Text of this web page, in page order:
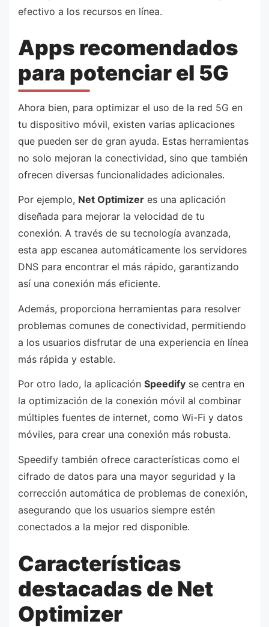
efectivo a los recursos en línea.
Apps recomendados
para potenciar el 5G
Ahora bien, para optimizar el uso de la red 5G en
tu dispositivo móvil, existen varias aplicaciones
que pueden ser de gran ayuda. Estas herramientas
no solo mejoran la conectividad, sino que también
ofrecen diversas funcionalidades adicionales.
Por ejemplo, Net Optimizer es una aplicación
diseñada para mejorar la velocidad de tu
conexión. A través de su tecnología avanzada,
esta app escanea automáticamente los servidores
DNS para encontrar el más rápido, garantizando
así una conexión más eficiente.
Además, proporciona herramientas para resolver
problemas comunes de conectividad, permitiendo
a los usuarios disfrutar de una experiencia en línea
más rápida y estable.
Por otro lado, la aplicación Speedify se centra en
la optimización de la conexión móvil al combinar
múltiples fuentes de internet, como Wi-Fi y datos
móviles, para crear una conexión más robusta.
Speedify también ofrece características como el
cifrado de datos para una mayor seguridad y la
corrección automática de problemas de conexión,
asegurando que los usuarios siempre estén
conectados a la mejor red disponible.
Características
destacadas de Net
Optimizer